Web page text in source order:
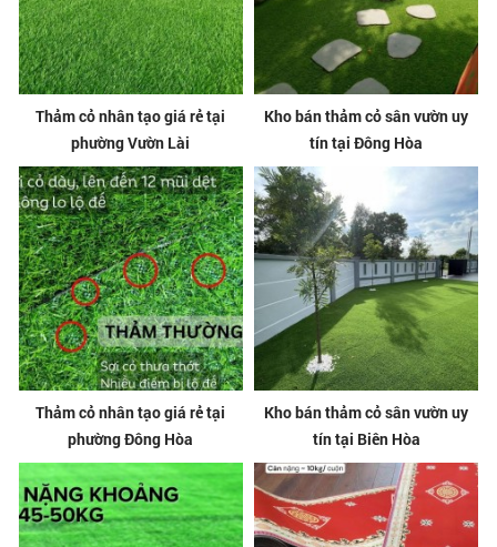
Thảm cỏ nhân tạo giá rẻ tại
phường Vườn Lài
Kho bán thảm cỏ sân vườn uy
tín tại Đông Hòa
Thảm cỏ nhân tạo giá rẻ tại
phường Đông Hòa
Kho bán thảm cỏ sân vườn uy
tín tại Biên Hòa